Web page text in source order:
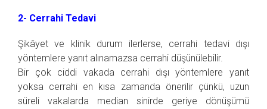
2- Cerrahi Tedavi
Şikâyet ve klinik durum ilerlerse, cerrahi tedavi dışı
yöntemlere yanıt alınamazsa cerrahi düşünülebilir.
Bir çok ciddi vakada cerrahi dışı yöntemlere yanıt
yoksa cerrahi en kısa zamanda önerilir çünkü, uzun
süreli vakalarda median sinirde geriye dönüşümü